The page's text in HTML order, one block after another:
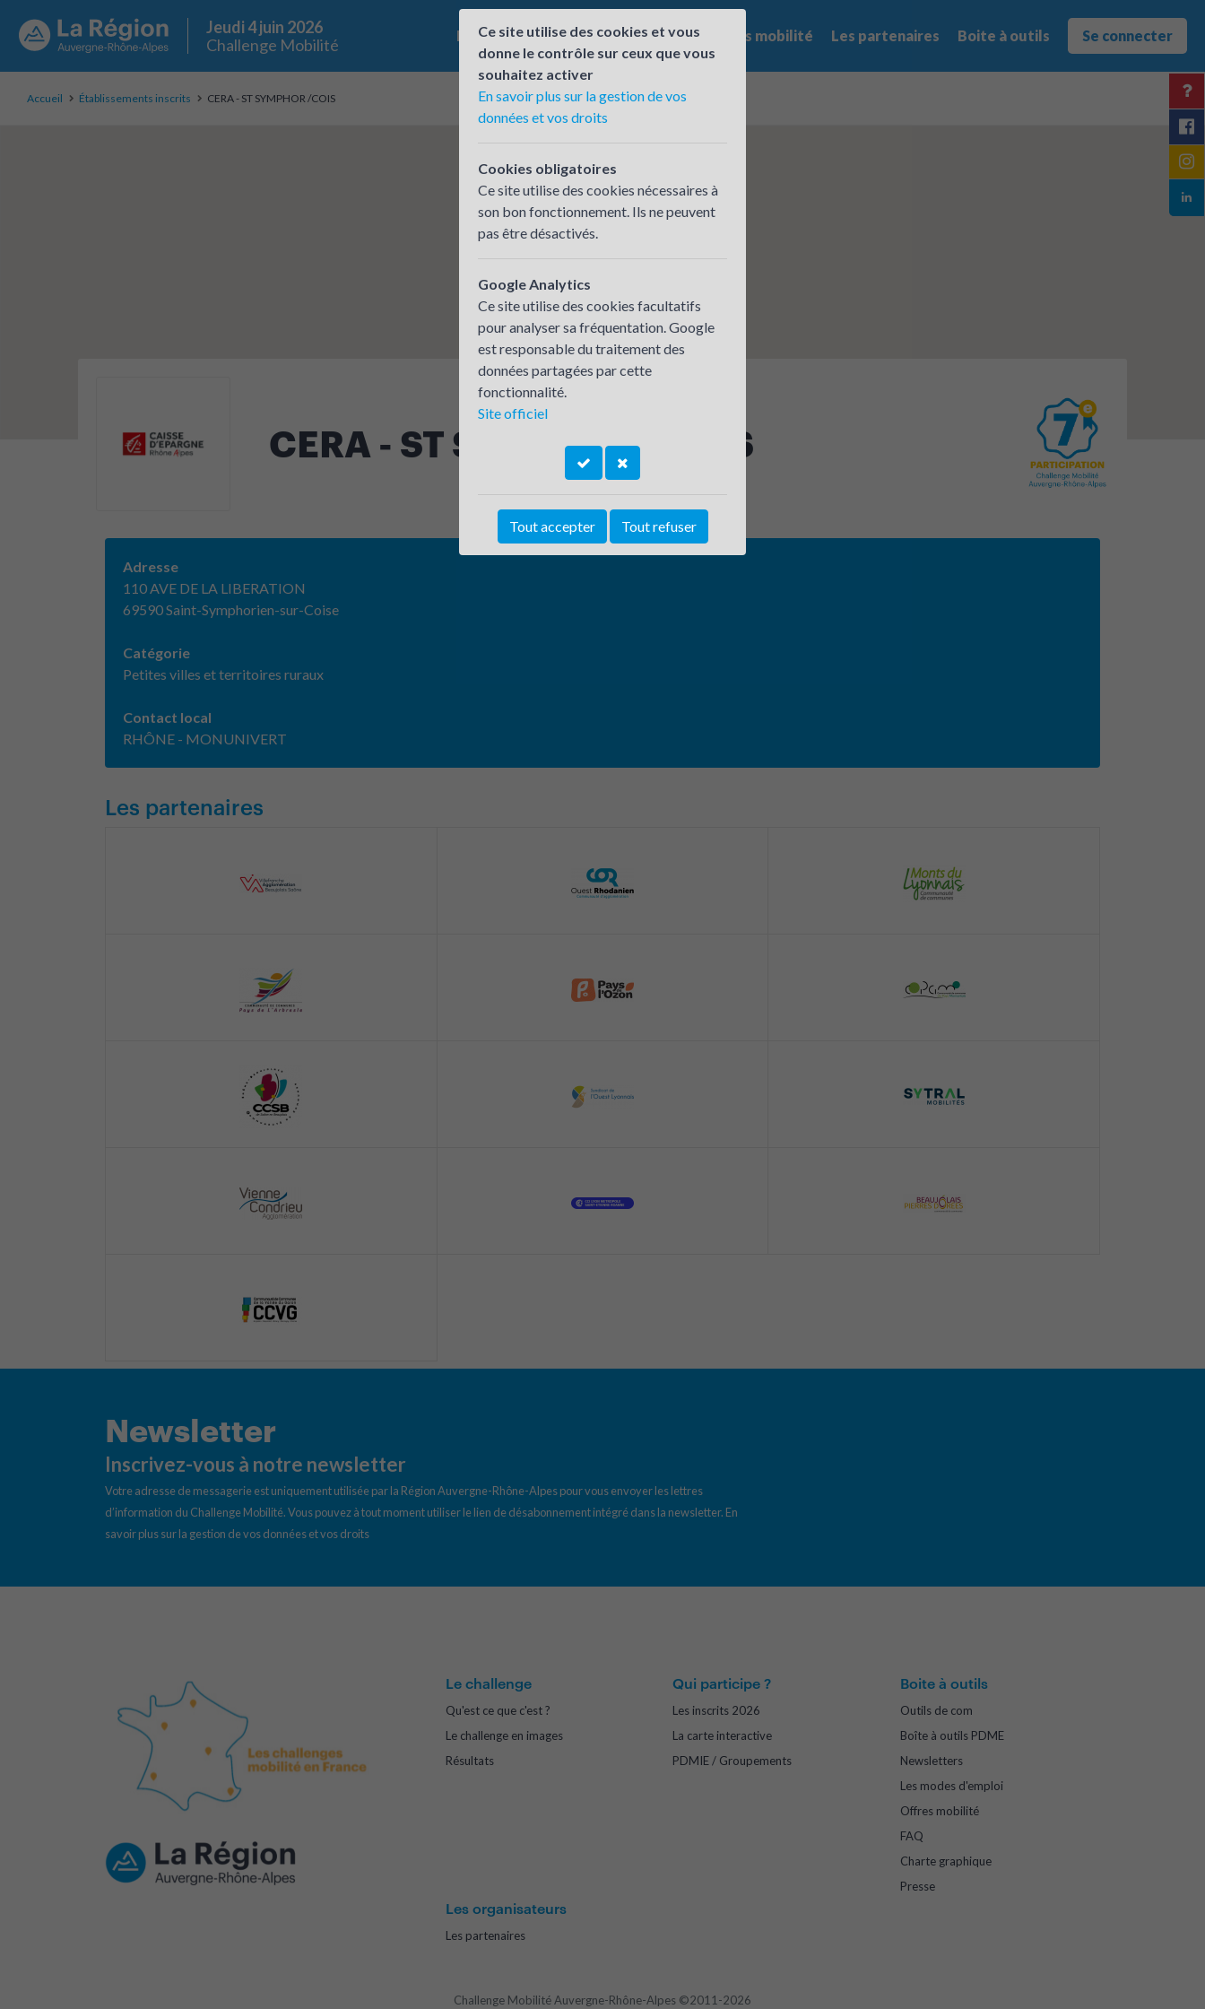
Jeudi 4 juin 2026
Challenge Mobilité
Le challenge Qui participe ? Les offres mobilité Les partenaires Boite à outils Se connecter
Accueil Établissements inscrits CERA - ST SYMPHOR /COIS
CERA - ST SYMPHOR /COIS
Adresse
110 AVE DE LA LIBERATION
69590 Saint-Symphorien-sur-Coise
Catégorie
Petites villes et territoires ruraux
Contact local
RHÔNE - MONUNIVERT
Les partenaires
Newsletter
Inscrivez-vous à notre newsletter
Votre adresse de messagerie est uniquement utilisée par la Région Auvergne-Rhône-Alpes pour vous envoyer les lettres
d’information du Challenge Mobilité. Vous pouvez à tout moment utiliser le lien de désabonnement intégré dans la newsletter. En
savoir plus sur la gestion de vos données et vos droits
Le challenge
Qu'est ce que c'est ?
Le challenge en images
Résultats
Qui participe ?
Les inscrits 2026
La carte interactive
PDMIE / Groupements
Boite à outils
Outils de com
Boîte à outils PDME
Newsletters
Les modes d'emploi
Offres mobilité
FAQ
Charte graphique
Presse
Les organisateurs
Les partenaires
Challenge Mobilité Auvergne-Rhône-Alpes ©2011-2026
Ce site utilise des cookies et vous
donne le contrôle sur ceux que vous
souhaitez activer
En savoir plus sur la gestion de vos
données et vos droits
Cookies obligatoires
Ce site utilise des cookies nécessaires à
son bon fonctionnement. Ils ne peuvent
pas être désactivés.
Google Analytics
Ce site utilise des cookies facultatifs
pour analyser sa fréquentation. Google
est responsable du traitement des
données partagées par cette
fonctionnalité.
Site officiel
Tout accepter Tout refuser